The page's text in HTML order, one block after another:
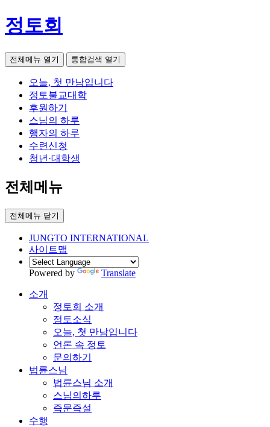
정토회
전체메뉴 열기 통합검색 열기
오늘, 첫 만남입니다
정토불교대학
후원하기
스님의 하루
행자의 하루
수련신청
청년·대학생
전체메뉴
전체메뉴 닫기
JUNGTO INTERNATIONAL
사이트맵
Powered by Translate
소개
정토회 소개
정토소식
오늘, 첫 만남입니다
언론 속 정토
문의하기
법륜스님
법륜스님 소개
스님의하루
즉문즉설
수행